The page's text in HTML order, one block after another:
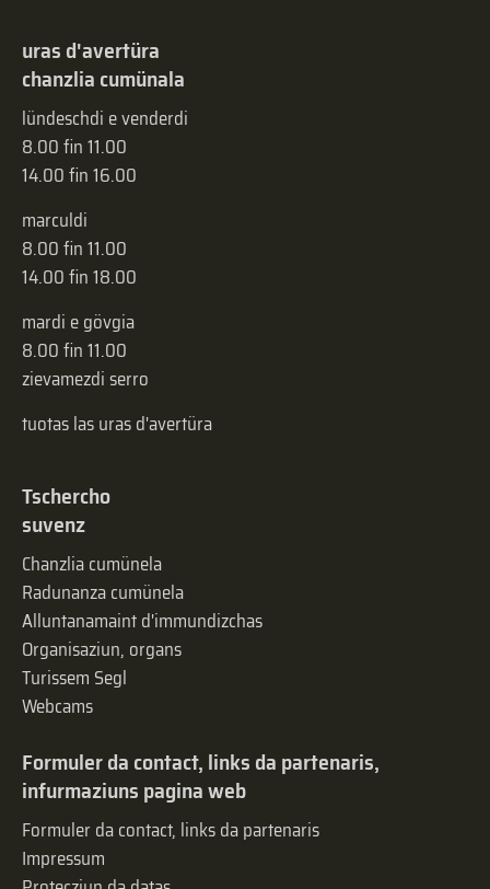
uras d'avertüra
chanzlia cumünala
lündeschdi e venderdi
8.00 fin 11.00
14.00 fin 16.00
marculdi
8.00 fin 11.00
14.00 fin 18.00
mardi e gövgia
8.00 fin 11.00
zievamezdi serro
tuotas las uras d'avertüra
Tschercho
suvenz
Chanzlia cumünela
Radunanza cumünela
Alluntanamaint d'immundizchas
Organisaziun, organs
Turissem Segl
Webcams
Formuler da contact, links da partenaris,
infurmaziuns pagina web
Formuler da contact, links da partenaris
Impressum